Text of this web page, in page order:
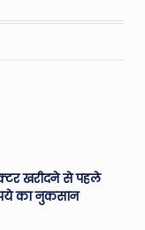
खरीदने से पहले
का नुकसान